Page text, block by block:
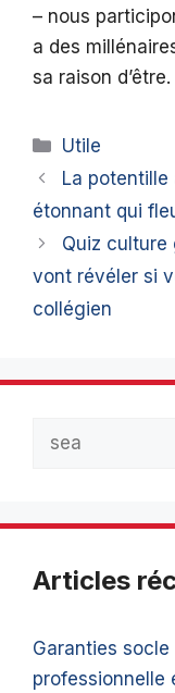
– nous
a des
sa raison d’être.
Catégories
Utile
La
étonnant qui
Quiz culture
vont révéler si
collégien
Articles
Garanties
professionnelle